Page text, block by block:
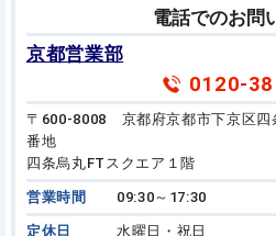
電話でのお問
京都営業部
0120-
〒600-8008 京都府京都市下京区四
番地
四条烏丸FTスクエア１階
営業時間 09:30～17:30
定休日 水曜日・祝日